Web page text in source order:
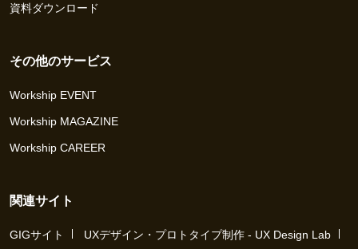
資料ダウンロード
その他のサービス
Workship EVENT
Workship MAGAZINE
Workship CAREER
関連サイト
GIGサイト
UXデザイン・プロトタイプ制作 - UX Design Lab